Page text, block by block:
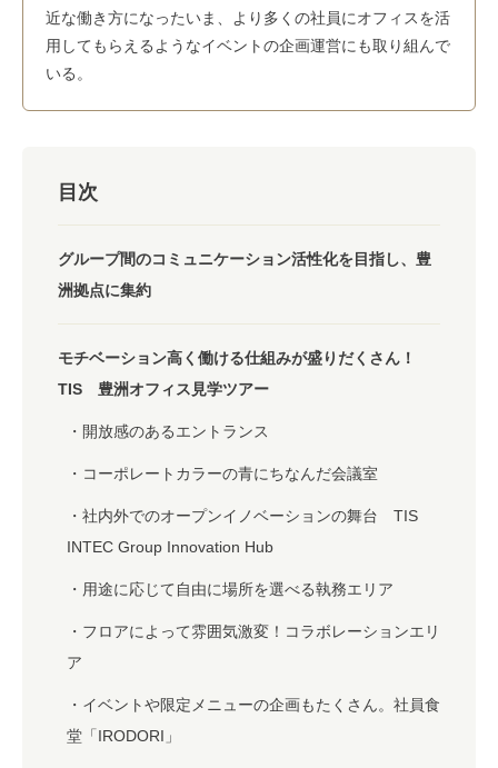
近な働き方になったいま、より多くの社員にオフィスを活
用してもらえるようなイベントの企画運営にも取り組んで
いる。
目次
グループ間のコミュニケーション活性化を目指し、豊
洲拠点に集約
モチベーション高く働ける仕組みが盛りだくさん！
TIS 豊洲オフィス見学ツアー
開放感のあるエントランス
コーポレートカラーの青にちなんだ会議室
社内外でのオープンイノベーションの舞台 TIS
INTEC Group Innovation Hub
用途に応じて自由に場所を選べる執務エリア
フロアによって雰囲気激変！コラボレーションエリ
ア
イベントや限定メニューの企画もたくさん。社員食
堂「IRODORI」